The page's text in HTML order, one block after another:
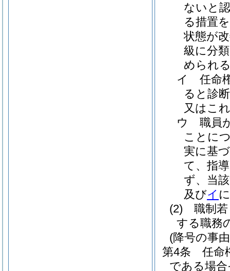
ないと
る措置
状態が
級に分
められ
イ
任命
ると診
又はこ
ウ
職員
ことに
実に基
て、指
ず、当
及びイ
(2)
職制
する職務
(降号の事
第4条
任命
である場